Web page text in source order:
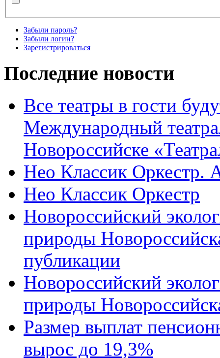
Забыли пароль?
Забыли логин?
Зарегистрироваться
Последние новости
Все театры в гости
Международный
Новороссийске
Нео Классик Оркестр.
Нео Классик Оркестр
Новороссийский
природы
публикации
Новороссийский
природы
Размер выплат
вырос до 19,3%